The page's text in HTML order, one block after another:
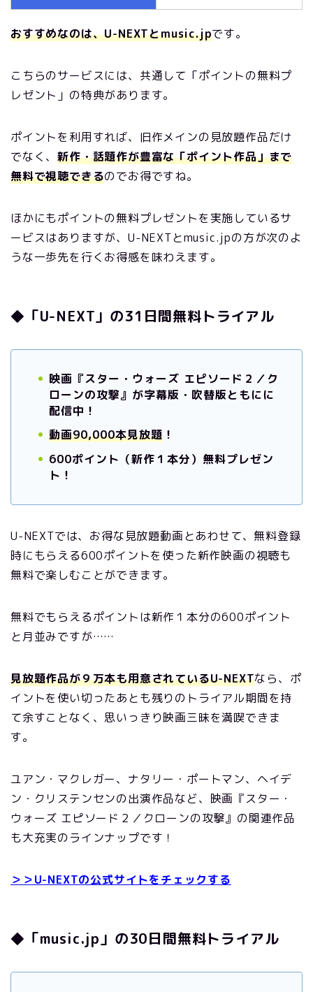
おすすめなのは、U-NEXTとmusic.jpです。
こちらのサービスには、共通して「ポイントの無料プ
レゼント」の特典があります。
ポイントを利用すれば、旧作メインの見放題作品だけ
でなく、新作・話題作が豊富な「ポイント作品」まで
無料で視聴できるのでお得ですね。
ほかにもポイントの無料プレゼントを実施しているサ
ービスはありますが、U-NEXTとmusic.jpの方が次のよ
うな一歩先を行くお得感を味わえます。
◆「U-NEXT」の31日間無料トライアル
映画『スター・ウォーズ エピソード２／ク
ローンの攻撃』が字幕版・吹替版ともにに
配信中！
動画90,000本見放題 ！
600ポイント（新作１本分）無料プレゼン
ト！
U-NEXTでは、お得な見放題動画とあわせて、無料登録
時にもらえる600ポイントを使った新作映画の視聴も
無料で楽しむことができます。
無料でもらえるポイントは新作１本分の600ポイント
と月並みですが……
見放題作品が９万本も用意されているU-NEXTなら、ポ
イントを使い切ったあとも残りのトライアル期間を持
て余すことなく、思いっきり映画三昧を満喫できま
す。
ユアン・マクレガー、ナタリー・ポートマン、ヘイデ
ン・クリステンセンの出演作品など、映画『スター・
ウォーズ エピソード２／クローンの攻撃』の関連作品
も大充実のラインナップです！
＞＞U-NEXTの公式サイトをチェックする
◆「music.jp」の30日間無料トライアル